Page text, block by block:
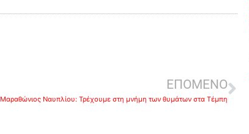
ΕΠΟΜΕΝΟ
Μαραθώνιος Ναυπλίου: Τρέχουμε στη μνήμη των θυμάτων στα Τέμπη